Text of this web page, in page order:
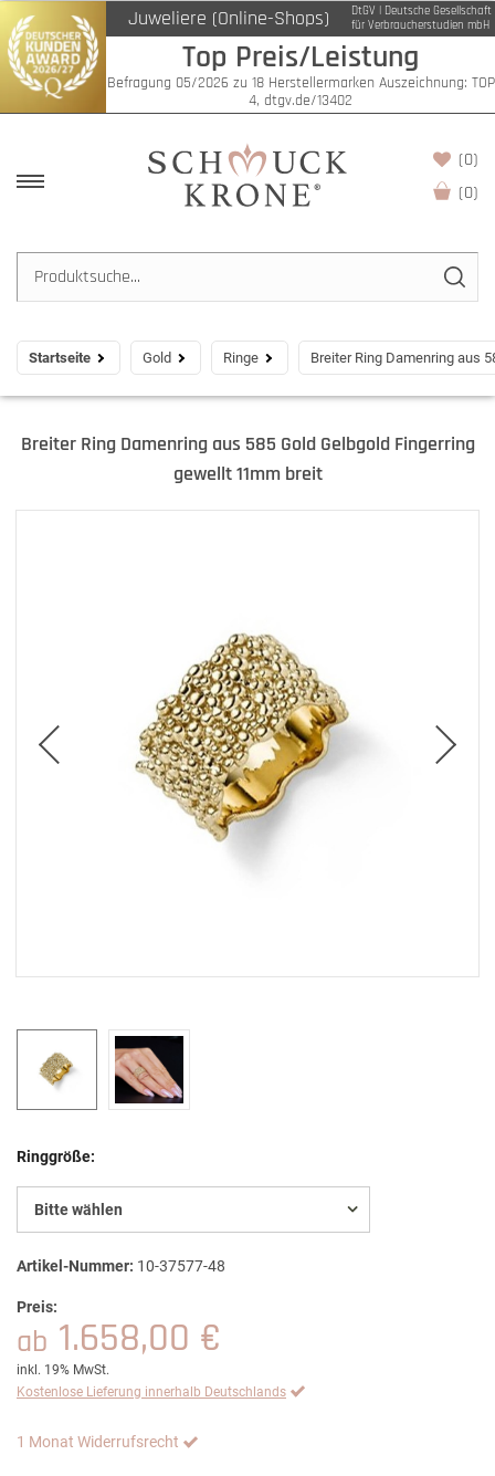
Juweliere (Online-Shops)
DtGV | Deutsche Gesellschaft
für Verbraucherstudien mbH
Top Preis/Leistung
Befragung 05/2026 zu 18 Herstellermarken Auszeichnung: TOP
4, dtgv.de/13402
(0)
(0)
Startseite Gold Ringe Breiter Ring Damenring aus
Breiter Ring Damenring aus 585 Gold Gelbgold Fingerring
gewellt 11mm breit
Ringgröße:
Bitte wählen
Artikel-Nummer: 10-37577-48
Preis:
ab 1.658,00 €
inkl. 19% MwSt.
Kostenlose Lieferung innerhalb Deutschlands
1 Monat Widerrufsrecht